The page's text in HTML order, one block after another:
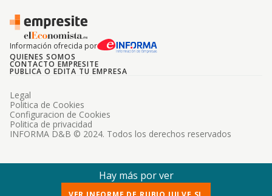
Información ofrecida por
QUIENES SOMOS
CONTACTO EMPRESITE
PUBLICA O EDITA TU EMPRESA
INFORMA D&B © 2024. Todos los derechos reservados
Legal
Politica de Cookies
Configuracion de Cookies
Politica de privacidad
Hay más por ver